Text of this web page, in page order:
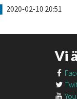
2020-02-10 20:51
Vi